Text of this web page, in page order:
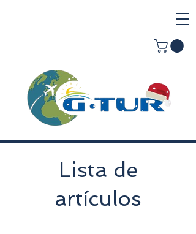
Lista de
artículos